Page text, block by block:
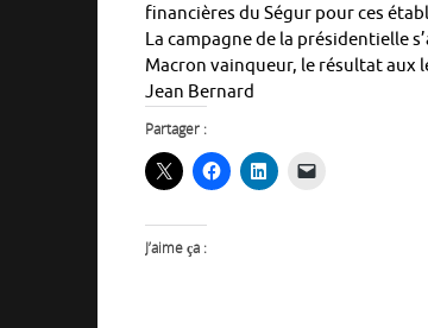
financières du Ségur pour ces
La campagne de la présidentielle
Macron vainqueur, le résultat aux
Jean Bernard
Partager :
J’aime ça :